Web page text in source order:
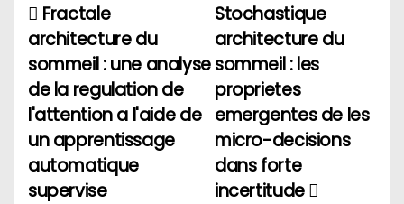
Н
а
в
и
г
Stochastique
architecture du
sommeil : les
proprietes
emergentes de les
micro-decisions
dans forte
incertitude
Fractale
architecture du
sommeil : une analyse
de la regulation de
l'attention a l'aide de
un apprentissage
automatique
supervise